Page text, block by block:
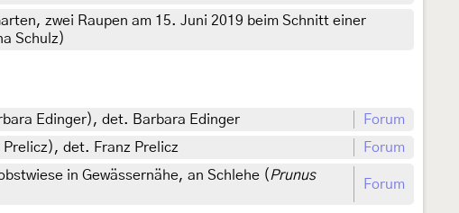
zwei Raupen am 15. Juni 2019 beim Schnitt einer
Schulz)
Edinger), det. Barbara Edinger
Forum
det. Franz Prelicz
Forum
in Gewässernähe, an Schlehe (Prunus
Forum